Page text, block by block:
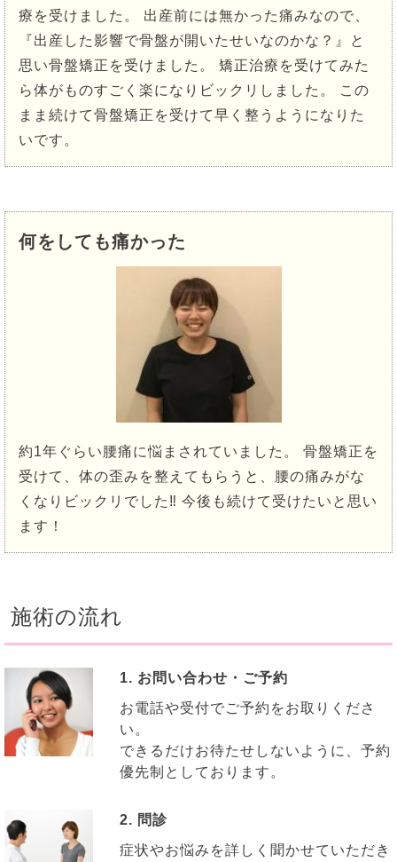
療を受けました。 出産前には無かった痛みなので、
『出産した影響で骨盤が開いたせいなのかな？』と
思い骨盤矯正を受けました。 矯正治療を受けてみた
ら体がものすごく楽になりビックリしました。 この
まま続けて骨盤矯正を受けて早く整うようになりた
いです。
何をしても痛かった
約1年ぐらい腰痛に悩まされていました。 骨盤矯正を
受けて、体の歪みを整えてもらうと、腰の痛みがな
くなりビックリでした‼️ 今後も続けて受けたいと思い
ます！
施術の流れ
1. お問い合わせ・ご予約
お電話や受付でご予約をお取りくださ
い。
できるだけお待たせしないように、予約
優先制としております。
2. 問診
症状やお悩みを詳しく聞かせていただき